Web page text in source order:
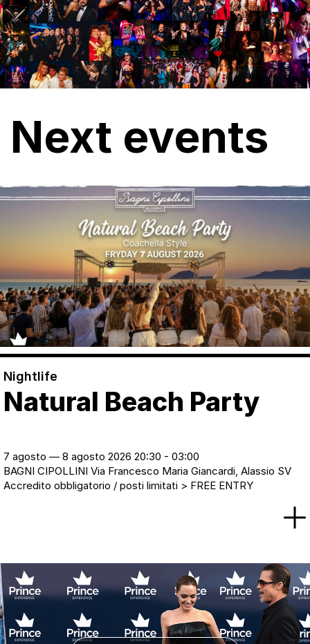
Next events
Nightlife
Natural Beach Party
7 agosto — 8 agosto 2026 20:30 - 03:00
BAGNI CIPOLLINI Via Francesco Maria Giancardi, Alassio SV
Accredito obbligatorio / posti limitati > FREE ENTRY